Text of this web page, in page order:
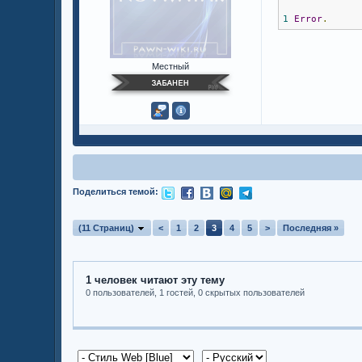
Местный
1 Error.
Поделиться темой:
(11 Страниц) < 1 2 3 4 5 > Последняя »
1 человек читают эту тему
0 пользователей, 1 гостей, 0 скрытых пользователей